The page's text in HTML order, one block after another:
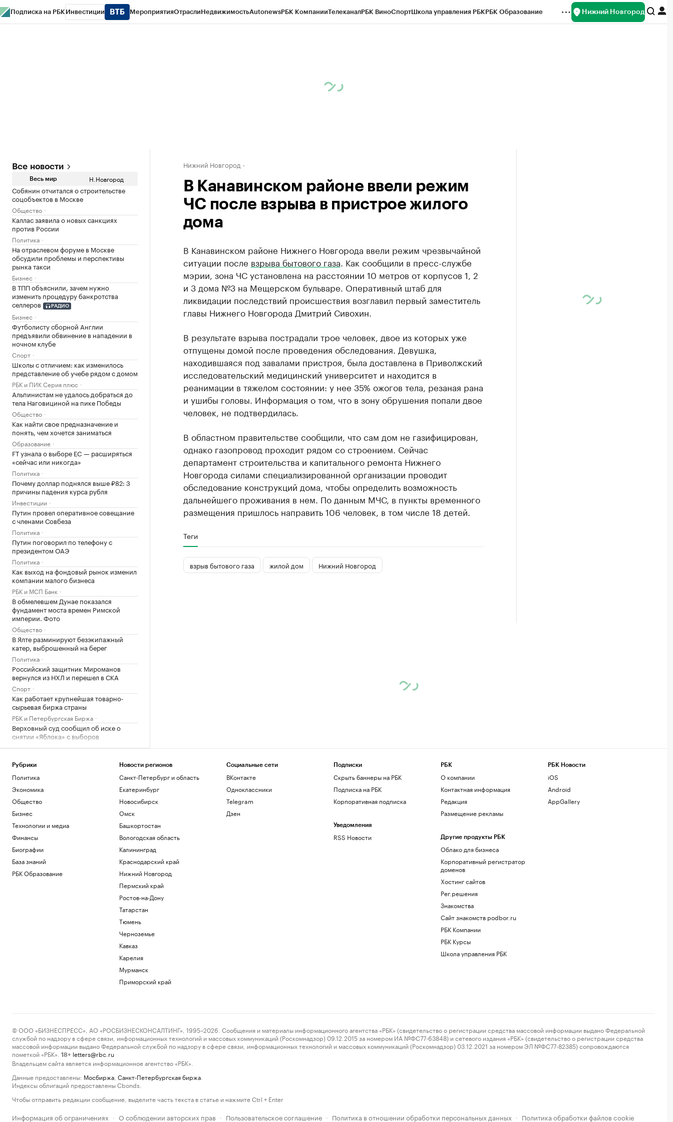
Подписка на РБК Инвестиции МероприятияОтраслиНедвижимостьAutonewsРБК КомпанииТелеканалРБК ВиноСпортШкола управления РБКРБК Образование Нижний Новгород
Все новости
Весь мир Н.Новгород
Собянин отчитался о строительстве
соцобъектов в Москве
Общество
Каллас заявила о новых санкциях
против России
Политика
На отраслевом форуме в Москве
обсудили проблемы и перспективы
рынка такси
Бизнес
В ТПП объяснили, зачем нужно
изменить процедуру банкротства
селлеров
РАДИО
Бизнес
Футболисту сборной Англии
предъявили обвинение в нападении в
ночном клубе
Спорт
Школы с отличием: как изменилось
представление об учебе рядом с домом
РБК и ПИК Серия плюс
Альпинистам не удалось добраться до
тела Наговициной на пике Победы
Общество
Как найти свое предназначение и
понять, чем хочется заниматься
Образование
FT узнала о выборе ЕС — расширяться
«сейчас или никогда»
Политика
Почему доллар поднялся выше ₽82: 3
причины падения курса рубля
Инвестиции
Путин провел оперативное совещание
с членами Совбеза
Политика
Путин поговорил по телефону с
президентом ОАЭ
Политика
Как выход на фондовый рынок изменил
компании малого бизнеса
РБК и МСП Банк
В обмелевшем Дунае показался
фундамент моста времен Римской
империи. Фото
Общество
В Ялте разминируют безэкипажный
катер, выброшенный на берег
Политика
Российский защитник Мироманов
вернулся из НХЛ и перешел в СКА
Спорт
Как работает крупнейшая товарно-
сырьевая биржа страны
РБК и Петербургская Биржа
Верховный суд сообщил об иске о
снятии «Яблока» с выборов
Политика
«Открытие» в центре Москвы
Бизнес
Security Vision оценила риски
цифровой гигиены россиян
Компании
Нижний Новгород
В Канавинском районе ввели режим
ЧС после взрыва в пристрое жилого
дома
В Канавинском районе Нижнего Новгорода ввели режим чрезвычайной
ситуации после взрыва бытового газа . Как сообщили в пресс-службе
мэрии, зона ЧС установлена на расстоянии 10 метров от корпусов 1, 2
и 3 дома №3 на Мещерском бульваре. Оперативный штаб для
ликвидации последствий происшествия возглавил первый заместитель
главы Нижнего Новгорода Дмитрий Сивохин.
В результате взрыва пострадали трое человек, двое из которых уже
отпущены домой после проведения обследования. Девушка,
находившаяся под завалами пристроя, была доставлена в Приволжский
исследовательский медицинский университет и находится в
реанимации в тяжелом состоянии: у нее 35% ожогов тела, резаная рана
и ушибы головы. Информация о том, что в зону обрушения попали двое
человек, не подтвердилась.
В областном правительстве сообщили, что сам дом не газифицирован,
однако газопровод проходит рядом со строением. Сейчас
департамент строительства и капитального ремонта Нижнего
Новгорода силами специализированной организации проводит
обследование конструкций дома, чтобы определить возможность
дальнейшего проживания в нем. По данным МЧС, в пункты временного
размещения пришлось направить 106 человек, в том числе 18 детей.
Теги
взрыв бытового газа жилой дом Нижний Новгород
Рубрики
Политика
Экономика
Общество
Бизнес
Технологии и медиа
Финансы
Биографии
База знаний
РБК Образование
Новости регионов
Санкт-Петербург и область
Екатеринбург
Новосибирск
Омск
Башкортостан
Вологодская область
Калининград
Краснодарский край
Нижний Новгород
Пермский край
Ростов-на-Дону
Татарстан
Тюмень
Черноземье
Кавказ
Карелия
Мурманск
Приморский край
Социальные сети
ВКонтакте
Одноклассники
Telegram
Дзен
Подписки
Скрыть баннеры на РБК
Подписка на РБК
Корпоративная подписка
Уведомления
RSS Новости
РБК
О компании
Контактная информация
Редакция
Размещение рекламы
Другие продукты РБК
Облако для бизнеса
Корпоративный регистратор
доменов
Хостинг сайтов
Рег.решения
Знакомства
Сайт знакомств podbor.ru
РБК Компании
РБК Курсы
Школа управления РБК
РБК Новости
iOS
Android
AppGallery
© ООО «БИЗНЕСПРЕСС», АО «РОСБИЗНЕСКОНСАЛТИНГ», 1995–2026. Сообщения и материалы информационного агентства «РБК» (свидетельство о регистрации средства массовой информации выдано Федеральной
службой по надзору в сфере связи, информационных технологий и массовых коммуникаций (Роскомнадзор) 09.12.2015 за номером ИА №ФС77-63848) и сетевого издания «РБК» (свидетельство о регистрации средства
массовой информации выдано Федеральной службой по надзору в сфере связи, информационных технологий и массовых коммуникаций (Роскомнадзор) 03.12.2021 за номером ЭЛ №ФС77-82385) сопровождаются
пометкой «РБК».
18+ letters@rbc.ru
Владельцем сайта является информационное агентство «РБК».
Данные предоставлены: Мосбиржа Санкт-Петербургская биржа
Индексы облигаций предоставлены Cbonds.
Чтобы отправить редакции сообщение, выделите часть текста в статье и нажмите Ctrl + Enter
Информация об ограничениях · О соблюдении авторских прав · Пользовательское соглашение · Политика в отношении обработки персональных данных · Политика обработки файлов cookie